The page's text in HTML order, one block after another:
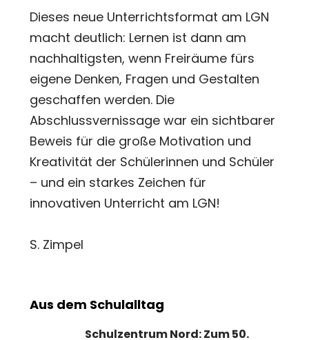
Dieses neue Unterrichtsformat am LGN
macht deutlich: Lernen ist dann am
nachhaltigsten, wenn Freiräume fürs
eigene Denken, Fragen und Gestalten
geschaffen werden. Die
Abschlussvernissage war ein sichtbarer
Beweis für die große Motivation und
Kreativität der Schülerinnen und Schüler
– und ein starkes Zeichen für
innovativen Unterricht am LGN!
S. Zimpel
Aus dem Schulalltag
Schulzentrum Nord: Zum 50.